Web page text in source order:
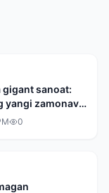
gigant sanoat:
yangi zamonaviy
0